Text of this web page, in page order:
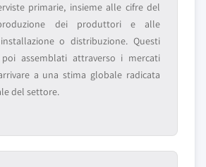
primarie, insieme alle cifre del
dei produttori e alle
o distribuzione. Questi
assemblati attraverso i mercati
a una stima globale radicata
del settore.